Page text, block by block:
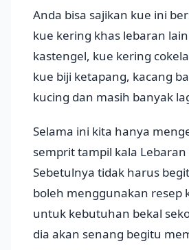
Anda bisa sajikan kue ini
kue kering khas lebaran
kastengel, kue kering
kue biji ketapang, kacang
kucing dan masih banyak
Selama ini kita hanya
semprit tampil kala Lebaran
Sebetulnya tidak harus
boleh menggunakan resep
untuk kebutuhan bekal
dia akan senang begitu